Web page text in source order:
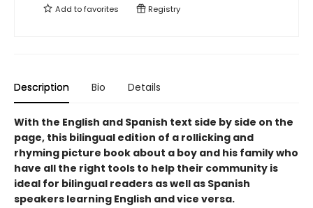
Add tofavorites Registry
Description Bio Details
With the English and Spanish text side by side on the
page, this bilingual edition of a rollicking and
rhyming picture book about a boy and his family who
have all the right tools to help their community is
ideal for bilingual readers as well as Spanish
speakers learning English and vice versa.